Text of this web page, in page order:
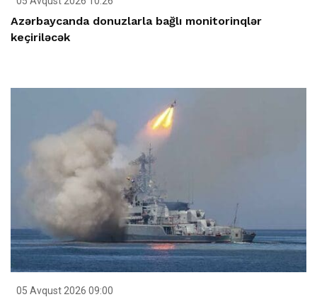
Azərbaycanda donuzlarla bağlı monitorinqlər
keçiriləcək
05 Avqust 2026 09:00